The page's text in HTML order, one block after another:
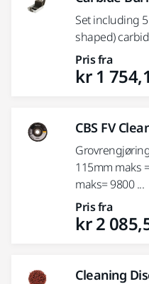
Set including
shaped)
Pris fra
kr 1
CBS FV
115mm maks
maks= 9800 ...
Pris fra
kr 2
Cleaning